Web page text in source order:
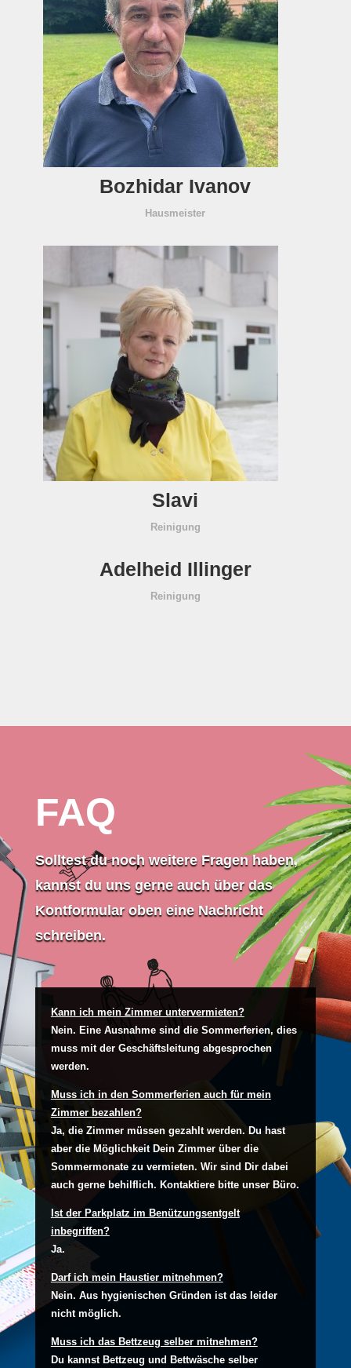
Bozhidar Ivanov
Hausmeister
Slavi
Reinigung
Adelheid Illinger
Reinigung
FAQ
Solltest du noch weitere Fragen haben,
kannst du uns gerne auch über das
Kontformular oben eine Nachricht
schreiben.
Kann ich mein Zimmer untervermieten?
Nein. Eine Ausnahme sind die Sommerferien, dies
muss mit der Geschäftsleitung abgesprochen
werden.
Muss ich in den Sommerferien auch für mein
Zimmer bezahlen?
Ja, die Zimmer müssen gezahlt werden. Du hast
aber die Möglichkeit Dein Zimmer über die
Sommermonate zu vermieten. Wir sind Dir dabei
auch gerne behilflich. Kontaktiere bitte unser Büro.
Ist der Parkplatz im Benützungsentgelt
inbegriffen?
Ja.
Darf ich mein Haustier mitnehmen?
Nein. Aus hygienischen Gründen ist das leider
nicht möglich.
Muss ich das Bettzeug selber mitnehmen?
Du kannst Bettzeug und Bettwäsche selber